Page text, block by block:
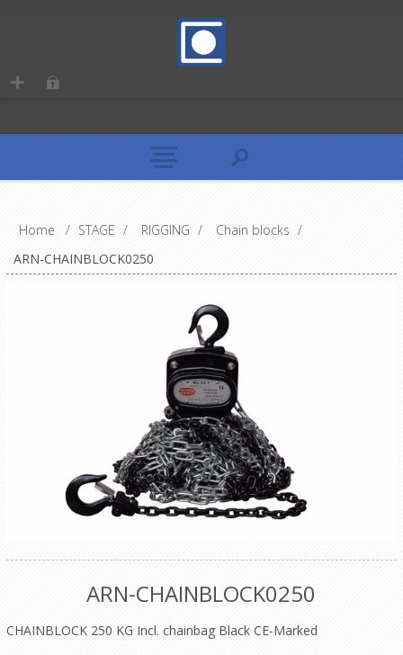
Home / STAGE / RIGGING / Chain blocks /
ARN-CHAINBLOCK0250
ARN-CHAINBLOCK0250
CHAINBLOCK 250 KG Incl. chainbag Black CE-Marked